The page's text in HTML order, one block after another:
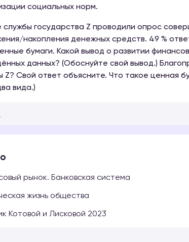
социальных норм.
службы государства Z проводили опрос
накопления денежных средств. 49 %
бумаги. Какой вывод о развитии
данных? (Обоснуйте свой вывод.)
Z? Свой ответ объясните. Что такое ценная
вида.)
рынок. Банковская система
жизнь общества
Котовой и Лисковой 2023